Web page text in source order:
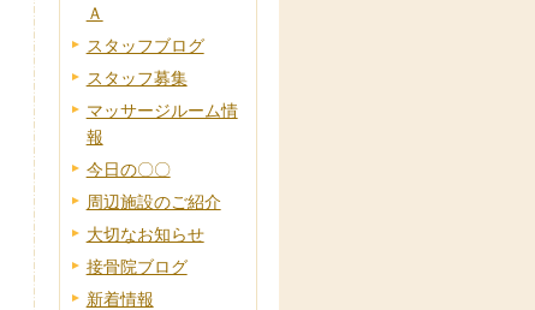
Ａ
スタッフブログ
スタッフ募集
マッサージルーム情
報
今日の〇〇
周辺施設のご紹介
大切なお知らせ
接骨院ブログ
新着情報